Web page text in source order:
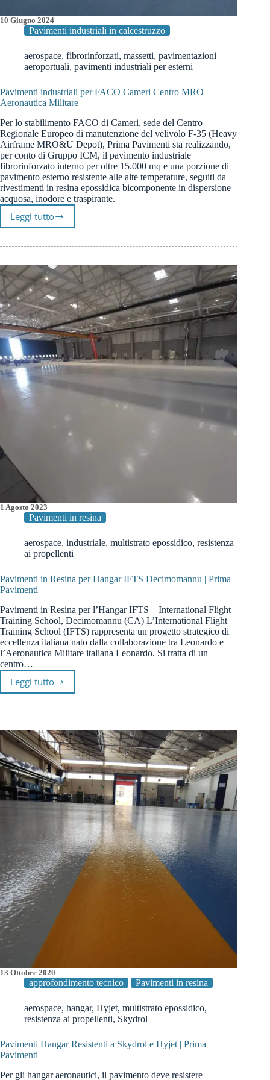
10 Giugno 2024
Pavimenti industriali in calcestruzzo
aerospace, fibrorinforzati, massetti, pavimentazioni
aeroportuali, pavimenti industriali per esterni
Pavimenti industriali per FACO Cameri Centro MRO
Aeronautica Militare
Per lo stabilimento FACO di Cameri, sede del Centro
Regionale Europeo di manutenzione del velivolo F-35 (Heavy
Airframe MRO&U Depot), Prima Pavimenti sta realizzando,
per conto di Gruppo ICM, il pavimento industriale
fibrorinforzato interno per oltre 15.000 mq e una porzione di
pavimento esterno resistente alle alte temperature, seguiti da
rivestimenti in resina epossidica bicomponente in dispersione
acquosa, inodore e traspirante.
Leggi tuttoPavimenti
per
Cameri
Centro
MRO
Aeronautica
Militare
1 Agosto 2023
Pavimenti in resina
aerospace, industriale, multistrato epossidico, resistenza
ai propellenti
Pavimenti in Resina per Hangar IFTS Decimomannu | Prima
Pavimenti
Pavimenti in Resina per l’Hangar IFTS – International Flight
Training School, Decimomannu (CA) L’International Flight
Training School (IFTS) rappresenta un progetto strategico di
eccellenza italiana nato dalla collaborazione tra Leonardo e
l’Aeronautica Militare italiana Leonardo. Si tratta di un
centro…
Leggi tuttoPavimenti
Resina
Hangar
IFTS
Decimomannu
|
Prima
Pavimenti
13 Ottobre 2020
approfondimento tecnico Pavimenti in resina
aerospace, hangar, Hyjet, multistrato epossidico,
resistenza ai propellenti, Skydrol
Pavimenti Hangar Resistenti a Skydrol e Hyjet | Prima
Pavimenti
Per gli hangar aeronautici, il pavimento deve resistere